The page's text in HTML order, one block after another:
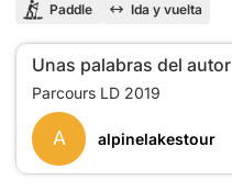
Paddle Ida y vuelta
Unas palabras del autor
A alpinelakestour